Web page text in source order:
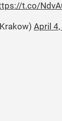
t.co/
April 4,